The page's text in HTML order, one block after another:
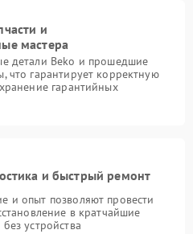
и
мастера
детали Beko и прошедшие
что гарантирует корректную
гарантийных
и быстрый ремонт
и опыт позволяют провести
в кратчайшие
устройства